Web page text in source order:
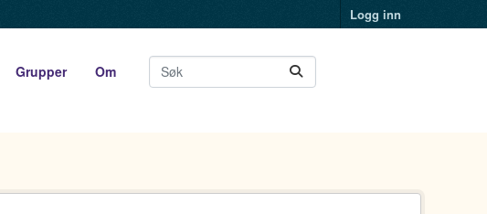
Logg inn
Grupper Om